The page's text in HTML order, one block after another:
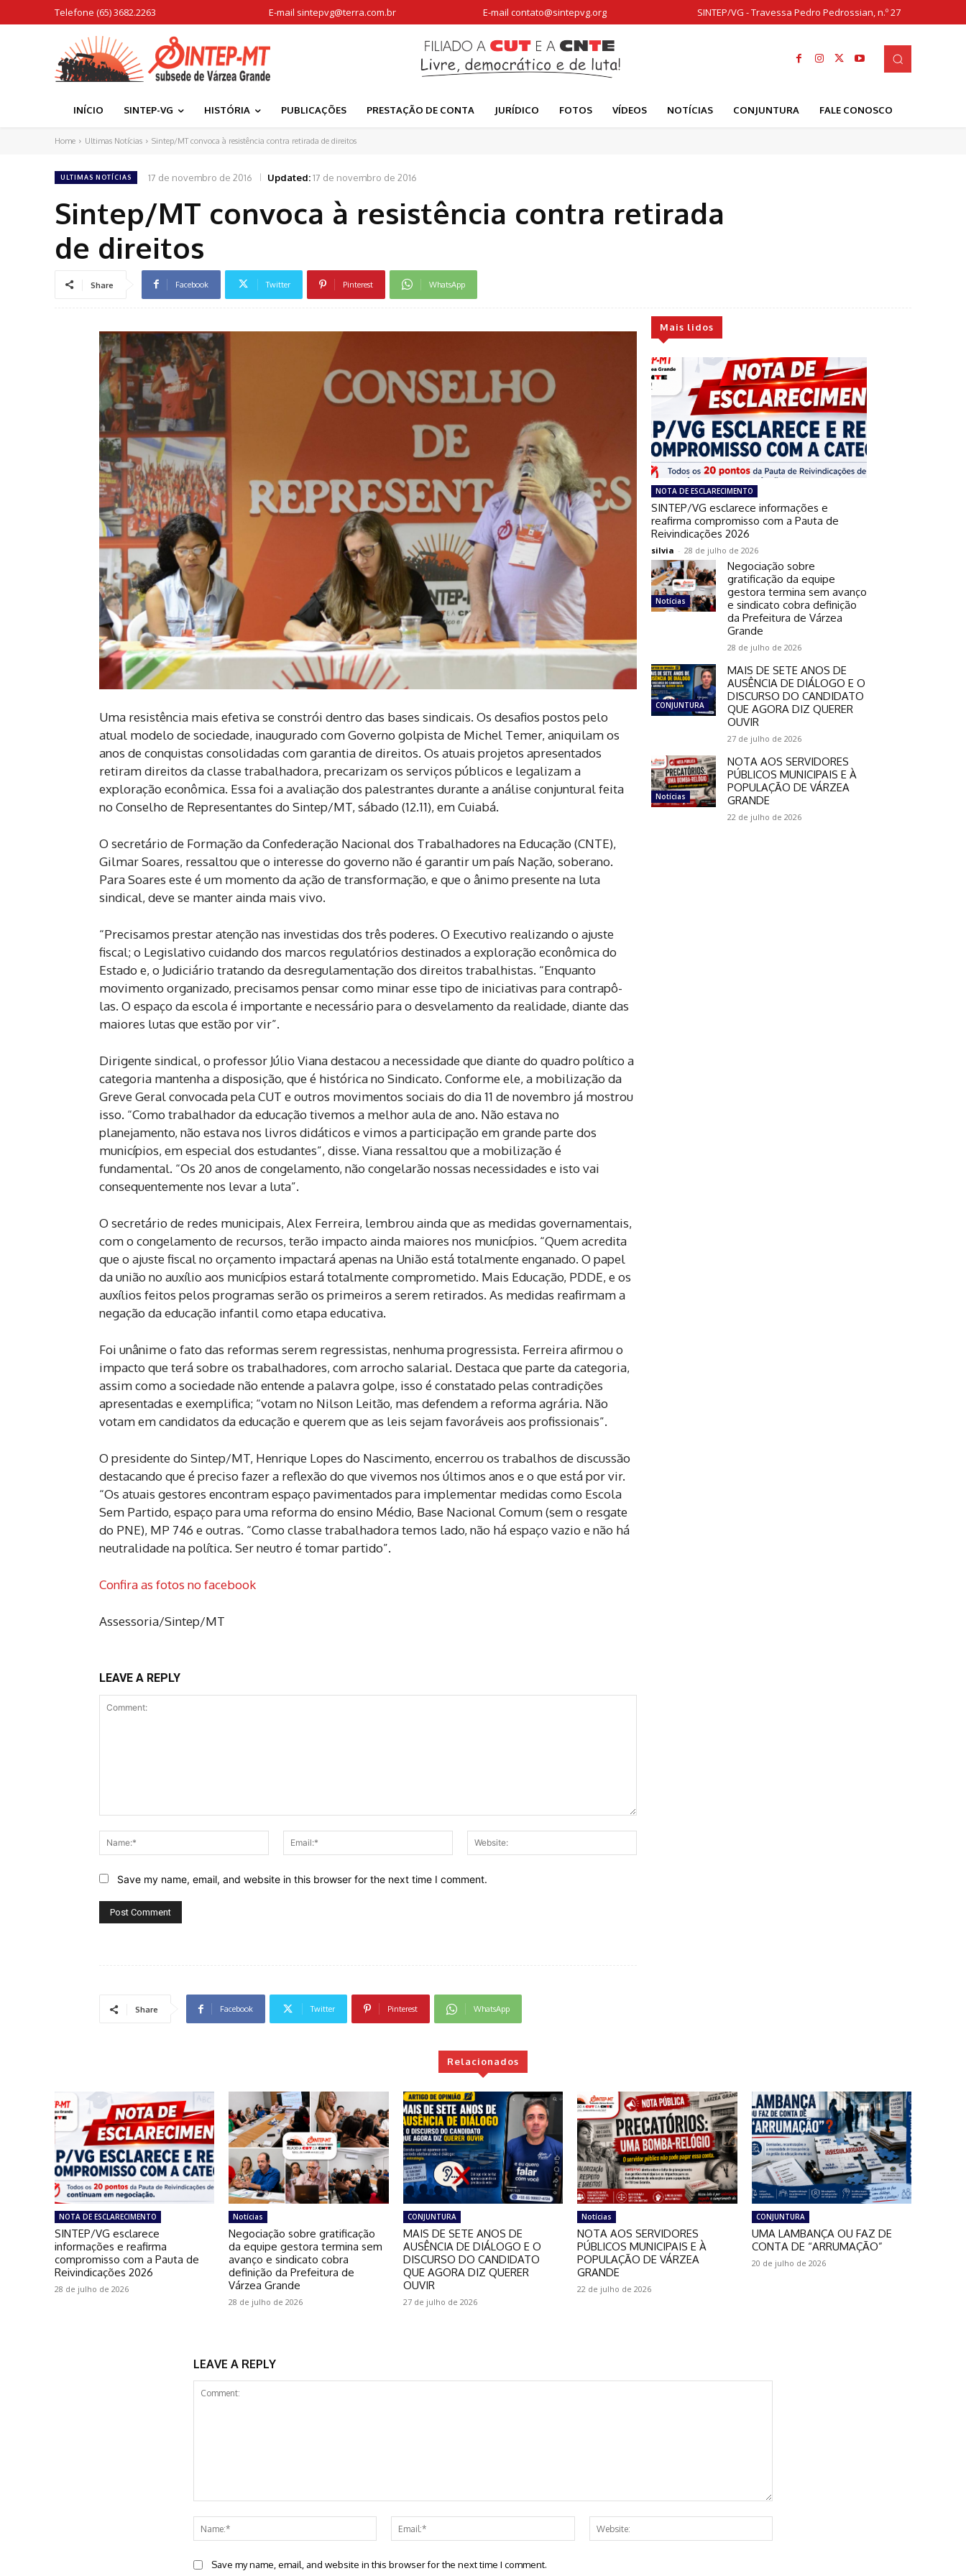
Telefone (65) 3682.2263 E-mail sintepvg@terra.com.br E-mail contato@sintepvg.org SINTEP/VG - Travessa Pedro Pedrossian, n.º 27
INÍCIO SINTEP-VG HISTÓRIA PUBLICAÇÕES PRESTAÇÃO DE CONTA JURÍDICO FOTOS VÍDEOS NOTÍCIAS CONJUNTURA FALE CONOSCO
Home Ultimas Notícias Sintep/MT convoca à resistência contra retirada de direitos
ULTIMAS NOTÍCIAS 17 de novembro de 2016 Updated:17 de novembro de 2016
Sintep/MT convoca à resistência contra retirada
de direitos
Share Facebook Twitter Pinterest WhatsApp
Uma resistência mais efetiva se constrói dentro das bases sindicais. Os desafios postos pelo
atual modelo de sociedade, inaugurado com Governo golpista de Michel Temer, aniquilam os
anos de conquistas consolidadas com garantia de direitos. Os atuais projetos apresentados
retiram direitos da classe trabalhadora, precarizam os serviços públicos e legalizam a
exploração econômica. Essa foi a avaliação dos palestrantes durante a análise conjuntural feita
no Conselho de Representantes do Sintep/MT, sábado (12.11), em Cuiabá.
O secretário de Formação da Confederação Nacional dos Trabalhadores na Educação (CNTE),
Gilmar Soares, ressaltou que o interesse do governo não é garantir um país Nação, soberano.
Para Soares este é um momento da ação de transformação, e que o ânimo presente na luta
sindical, deve se manter ainda mais vivo.
“Precisamos prestar atenção nas investidas dos três poderes. O Executivo realizando o ajuste
fiscal; o Legislativo cuidando dos marcos regulatórios destinados a exploração econômica do
Estado e, o Judiciário tratando da desregulamentação dos direitos trabalhistas. “Enquanto
movimento organizado, precisamos pensar como minar esse tipo de iniciativas para contrapô-
las. O espaço da escola é importante e necessário para o desvelamento da realidade, diante das
maiores lutas que estão por vir”.
Dirigente sindical, o professor Júlio Viana destacou a necessidade que diante do quadro político a
categoria mantenha a disposição, que é histórica no Sindicato. Conforme ele, a mobilização da
Greve Geral convocada pela CUT e outros movimentos sociais do dia 11 de novembro já mostrou
isso. “Como trabalhador da educação tivemos a melhor aula de ano. Não estava no
planejamento, não estava nos livros didáticos e vimos a participação em grande parte dos
municípios, em especial dos estudantes”, disse. Viana ressaltou que a mobilização é
fundamental. “Os 20 anos de congelamento, não congelarão nossas necessidades e isto vai
consequentemente nos levar a luta”.
O secretário de redes municipais, Alex Ferreira, lembrou ainda que as medidas governamentais,
com o congelamento de recursos, terão impacto ainda maiores nos municípios. “Quem acredita
que o ajuste fiscal no orçamento impactará apenas na União está totalmente enganado. O papel
da união no auxílio aos municípios estará totalmente comprometido. Mais Educação, PDDE, e os
auxílios feitos pelos programas serão os primeiros a serem retirados. As medidas reafirmam a
negação da educação infantil como etapa educativa.
Foi unânime o fato das reformas serem regressistas, nenhuma progressista. Ferreira afirmou o
impacto que terá sobre os trabalhadores, com arrocho salarial. Destaca que parte da categoria,
assim como a sociedade não entende a palavra golpe, isso é constatado pelas contradições
apresentadas e exemplifica; “votam no Nilson Leitão, mas defendem a reforma agrária. Não
votam em candidatos da educação e querem que as leis sejam favoráveis aos profissionais”.
O presidente do Sintep/MT, Henrique Lopes do Nascimento, encerrou os trabalhos de discussão
destacando que é preciso fazer a reflexão do que vivemos nos últimos anos e o que está por vir.
“Os atuais gestores encontram espaço pavimentados para implementar medidas como Escola
Sem Partido, espaço para uma reforma do ensino Médio, Base Nacional Comum (sem o resgate
do PNE), MP 746 e outras. “Como classe trabalhadora temos lado, não há espaço vazio e não há
neutralidade na política. Ser neutro é tomar partido”.
Confira as fotos no facebook
Assessoria/Sintep/MT
LEAVE A REPLY
Name:*
Email:*
Save my name, email, and website in this browser for the next time I comment.
Share Facebook Twitter Pinterest WhatsApp
Mais lidos
NOTA DE ESCLARECIMENTO
SINTEP/VG esclarece informações e
reafirma compromisso com a Pauta de
Reivindicações 2026
silvia - 28 de julho de 2026
Notícias
Negociação sobre
gratificação da equipe
gestora termina sem avanço
e sindicato cobra definição
da Prefeitura de Várzea
Grande
28 de julho de 2026
CONJUNTURA
MAIS DE SETE ANOS DE
AUSÊNCIA DE DIÁLOGO E O
DISCURSO DO CANDIDATO
QUE AGORA DIZ QUERER
OUVIR
27 de julho de 2026
Notícias
NOTA AOS SERVIDORES
PÚBLICOS MUNICIPAIS E À
POPULAÇÃO DE VÁRZEA
GRANDE
22 de julho de 2026
Relacionados
NOTA DE ESCLARECIMENTO
SINTEP/VG esclarece
informações e reafirma
compromisso com a Pauta de
Reivindicações 2026
28 de julho de 2026
Notícias
Negociação sobre gratificação
da equipe gestora termina sem
avanço e sindicato cobra
definição da Prefeitura de
Várzea Grande
28 de julho de 2026
CONJUNTURA
MAIS DE SETE ANOS DE
AUSÊNCIA DE DIÁLOGO E O
DISCURSO DO CANDIDATO
QUE AGORA DIZ QUERER
OUVIR
27 de julho de 2026
Notícias
NOTA AOS SERVIDORES
PÚBLICOS MUNICIPAIS E À
POPULAÇÃO DE VÁRZEA
GRANDE
22 de julho de 2026
CONJUNTURA
UMA LAMBANÇA OU FAZ DE
CONTA DE “ARRUMAÇÃO”
20 de julho de 2026
LEAVE A REPLY
Name:*
Email:*
Save my name, email, and website in this browser for the next time I comment.